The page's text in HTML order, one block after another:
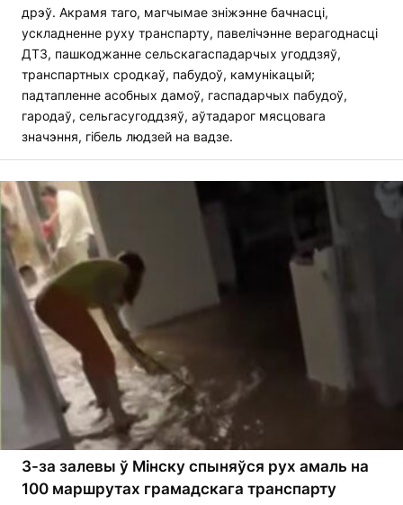
дрэў. Акрамя таго, магчымае зніжэнне бачнасці,
ускладненне руху транспарту, павелічэнне верагоднасці
ДТЗ, пашкоджанне сельскагаспадарчых угоддзяў,
транспартных сродкаў, пабудоў, камунікацый;
падтапленне асобных дамоў, гаспадарчых пабудоў,
гародаў, сельгасугоддзяў, аўтадарог мясцовага
значэння, гібель людзей на вадзе.
З-за залевы ў Мінску спыняўся рух амаль на
100 маршрутах грамадскага транспарту